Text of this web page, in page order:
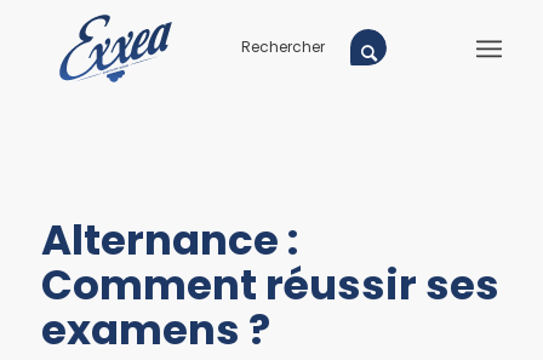
Alternance :
Comment réussir ses
examens ?